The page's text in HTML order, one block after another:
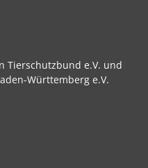
Tierschutzbund e.V. und
Württemberg e.V.